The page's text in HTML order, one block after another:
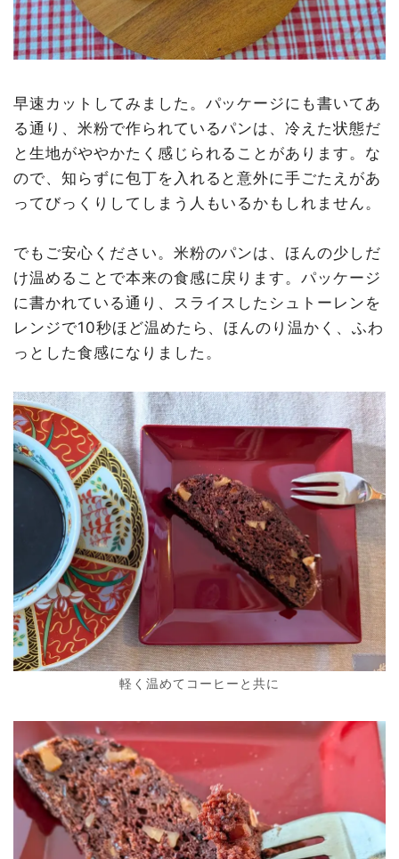
早速カットしてみました。パッケージにも書いてあ
る通り、米粉で作られているパンは、冷えた状態だ
と生地がややかたく感じられることがあります。な
ので、知らずに包丁を入れると意外に手ごたえがあ
ってびっくりしてしまう人もいるかもしれません。
でもご安心ください。米粉のパンは、ほんの少しだ
け温めることで本来の食感に戻ります。パッケージ
に書かれている通り、スライスしたシュトーレンを
レンジで10秒ほど温めたら、ほんのり温かく、ふわ
っとした食感になりました。
軽く温めてコーヒーと共に